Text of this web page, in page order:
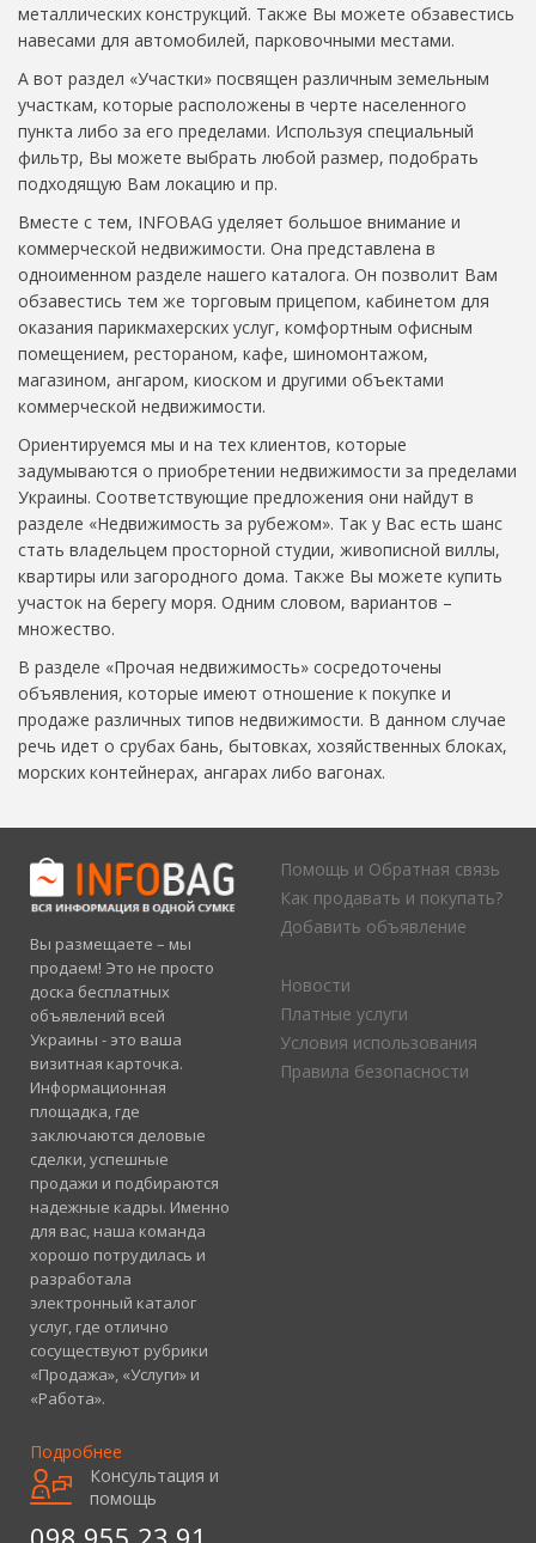
металлических конструкций. Также Вы можете обзавестись
навесами для автомобилей, парковочными местами.
А вот раздел «Участки» посвящен различным земельным
участкам, которые расположены в черте населенного
пункта либо за его пределами. Используя специальный
фильтр, Вы можете выбрать любой размер, подобрать
подходящую Вам локацию и пр.
Вместе с тем, INFOBAG уделяет большое внимание и
коммерческой недвижимости. Она представлена в
одноименном разделе нашего каталога. Он позволит Вам
обзавестись тем же торговым прицепом, кабинетом для
оказания парикмахерских услуг, комфортным офисным
помещением, рестораном, кафе, шиномонтажом,
магазином, ангаром, киоском и другими объектами
коммерческой недвижимости.
Ориентируемся мы и на тех клиентов, которые
задумываются о приобретении недвижимости за пределами
Украины. Соответствующие предложения они найдут в
разделе «Недвижимость за рубежом». Так у Вас есть шанс
стать владельцем просторной студии, живописной виллы,
квартиры или загородного дома. Также Вы можете купить
участок на берегу моря. Одним словом, вариантов –
множество.
В разделе «Прочая недвижимость» сосредоточены
объявления, которые имеют отношение к покупке и
продаже различных типов недвижимости. В данном случае
речь идет о срубах бань, бытовках, хозяйственных блоках,
морских контейнерах, ангарах либо вагонах.
Вы размещаете – мы
продаем! Это не просто
доска бесплатных
объявлений всей
Украины - это ваша
визитная карточка.
Информационная
площадка, где
заключаются деловые
сделки, успешные
продажи и подбираются
надежные кадры. Именно
для вас, наша команда
хорошо потрудилась и
разработала
электронный каталог
услуг, где отлично
сосуществуют рубрики
«Продажа», «Услуги» и
«Работа».
Подробнее
Помощь и Обратная связь
Как продавать и покупать?
Добавить объявление
Новости
Платные услуги
Условия использования
Правила безопасности
Консультация и
помощь